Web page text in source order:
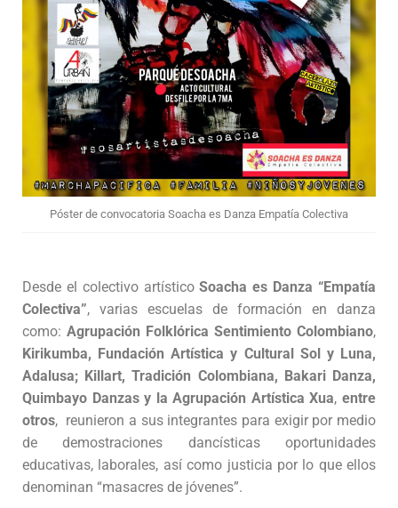
Póster de convocatoria Soacha es Danza Empatía Colectiva
Desde el colectivo artísticoSoacha es Danza “Empatía
Colectiva”, varias escuelas de formación en danza
como: Agrupación Folklórica Sentimiento Colombiano,
Kirikumba, Fundación Artística y Cultural Sol y Luna,
Adalusa; Killart, Tradición Colombiana, Bakari Danza,
Quimbayo Danzas y la Agrupación Artística Xua,entre
otros, reunieron a sus integrantes para exigir por medio
de demostraciones dancísticas oportunidades
educativas, laborales, así como justicia por lo que ellos
denominan “masacres de jóvenes”.